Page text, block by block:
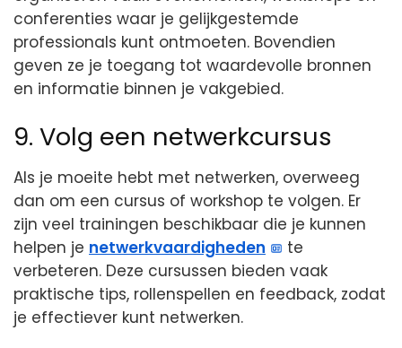
conferenties waar je gelijkgestemde
professionals kunt ontmoeten. Bovendien
geven ze je toegang tot waardevolle bronnen
en informatie binnen je vakgebied.
9. Volg een netwerkcursus
Als je moeite hebt met netwerken, overweeg
dan om een cursus of workshop te volgen. Er
zijn veel trainingen beschikbaar die je kunnen
helpen je netwerkvaardigheden
te
verbeteren. Deze cursussen bieden vaak
praktische tips, rollenspellen en feedback, zodat
je effectiever kunt netwerken.